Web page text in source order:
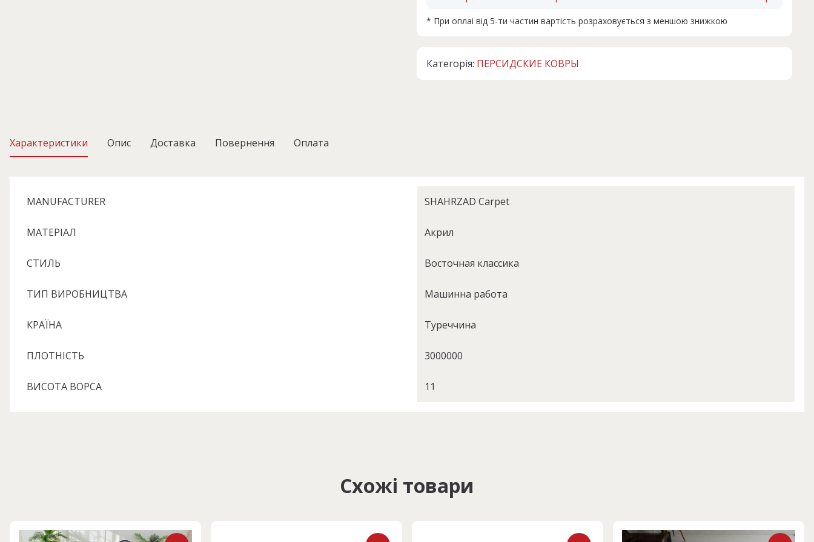
* При оплаі від 5-ти частин вартість розраховується з меншою знижкою
Категорія: ПЕРСИДСКИЕ КОВРЫ
Характеристики Опис Доставка Повернення Оплата
MANUFACTURER SHAHRZAD Carpet
МАТЕРІАЛ Акрил
СТИЛЬ Восточная классика
ТИП ВИРОБНИЦТВА Машинна работа
КРАЇНА Туреччина
ПЛОТНІСТЬ 3000000
ВИСОТА ВОРСА 11
Схожі товари